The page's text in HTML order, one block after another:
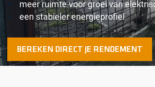
meer ruimte voor groei van
een stabieler energieprofiel
BEREKEN DIRECT JE RENDEMENT